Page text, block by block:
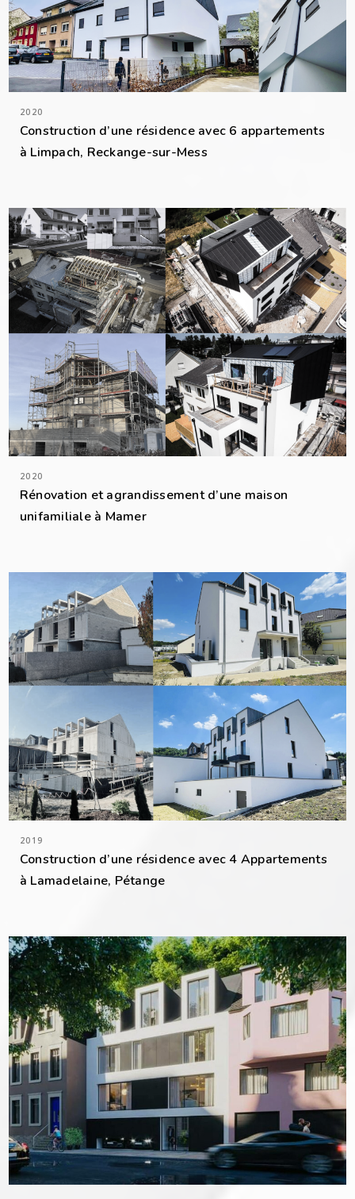
2020
Construction d’une résidence avec 6 appartements
à Limpach, Reckange-sur-Mess
2020
Rénovation et agrandissement d’une maison
unifamiliale à Mamer
2019
Construction d’une résidence avec 4 Appartements
à Lamadelaine, Pétange